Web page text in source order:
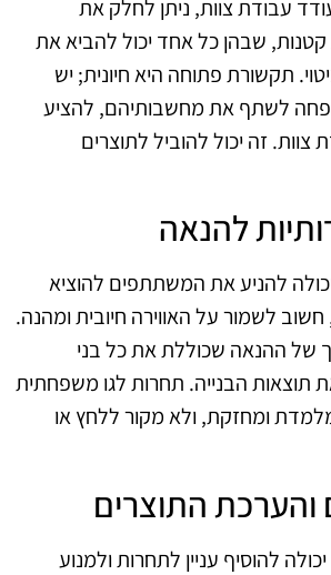
עבודת צוות, ניתן לחלק את
שבהן כל אחד יכול להביא את
תקשורת פתוחה היא חיונית; יש
לשתף את מחשבותיהם, להציע
צוות. זה יכול להוביל לתוצרים
להנאה
להניע את המשתתפים להוציא
לשמור על האווירה חיובית ומהנה.
של ההנאה שכוללת את כל בני
הבנייה. תחרות לגו משפחתית
ומחזקת, ולא מקור ללחץ או
התוצרים
להוסיף עניין לתחרות ולמנוע